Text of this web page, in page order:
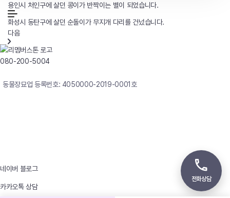
용인시 처인구에 살던 콩이가 반짝이는 별이 되었습니다.
화성시 동탄구에 살던 순돌이가 무지개 다리를 건넜습니다.
다음
080-200-5004
동물장묘업 등록번호: 4050000-2019-0001호
네이버 블로그
카카오톡 상담
전화상담